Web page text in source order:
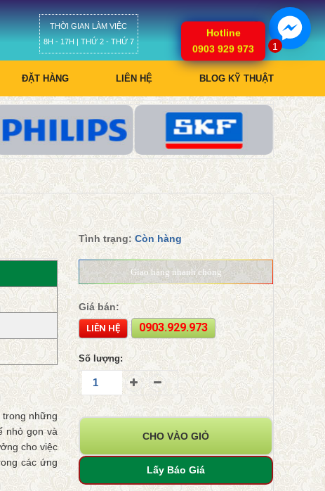
THỜI GIAN LÀM VIỆC
8H - 17H | THỨ 2 - THỨ 7
Giỏ hàng
ĐẶT HÀNG LIÊN HỆ BLOG KỸ THUẬT
những
nhỏ gọn và
cho việc
các ứng
Tình trạng:Còn hàng
Giao hàng nhanh chóng
Giá bán:
LIÊN HỆ 0903.929.973
Số lượng:
CHO VÀO GIỎ
Lấy Báo Giá
1
Hotline
0903 929 973